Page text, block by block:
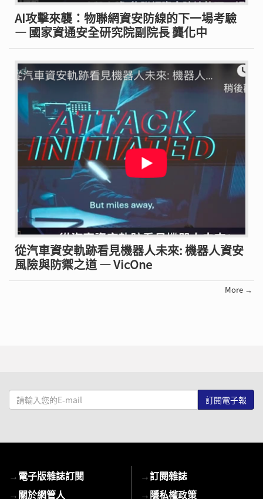
AI攻擊來襲：物聯網資安防線的下一場考驗
— 國家資通安全研究院副院長 龔化中
從汽車資安軌跡看見機器人未來: 機器人資安
風險與防禦之道 — VicOne
More →
請
輸
mail
→電子版雜誌訂閱
→關於網管人
→訂閱雜誌
→隱私權政策